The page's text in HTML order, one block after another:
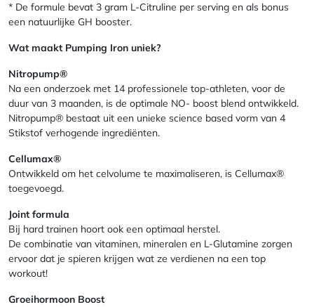
* De formule bevat 3 gram L-Citruline per serving en als bonus
een natuurlijke GH booster.
Wat maakt Pumping Iron uniek?
Nitropump®
Na een onderzoek met 14 professionele top-athleten, voor de
duur van 3 maanden, is de optimale NO- boost blend ontwikkeld.
Nitropump® bestaat uit een unieke science based vorm van 4
Stikstof verhogende ingrediënten.
Cellumax®
Ontwikkeld om het celvolume te maximaliseren, is Cellumax®
toegevoegd.
Joint formula
Bij hard trainen hoort ook een optimaal herstel.
De combinatie van vitaminen, mineralen en L-Glutamine zorgen
ervoor dat je spieren krijgen wat ze verdienen na een top
workout!
Groeihormoon Boost